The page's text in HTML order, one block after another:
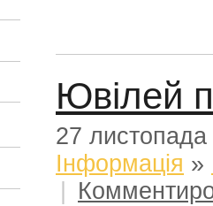
Ювілей
27
Iнформацiя »